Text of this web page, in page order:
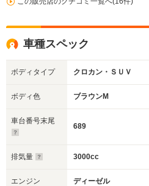
車種スペック
ボディタイプ クロカン・ＳＵＶ
ボディ色 ブラウンM
車台番号末尾
689
排気量 3000cc
エンジン ディーゼル